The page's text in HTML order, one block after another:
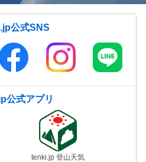
公式SNS
公式アプリ
tenki.jp 登山天気